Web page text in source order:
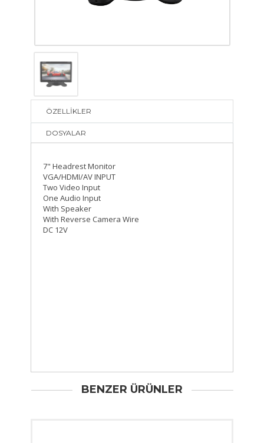
ÖZELLİKLER
DOSYALAR
7" Headrest Monitor
VGA/HDMI/AV INPUT
Two Video Input
One Audio Input
With Speaker
With Reverse Camera Wire
DC 12V
BENZER ÜRÜNLER